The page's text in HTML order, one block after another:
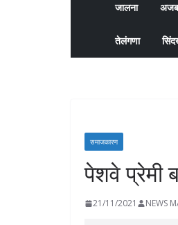
जालना
तेलंगणा
समाजकारण
पेशवे प्रेमी
21/11/2021 NEWS